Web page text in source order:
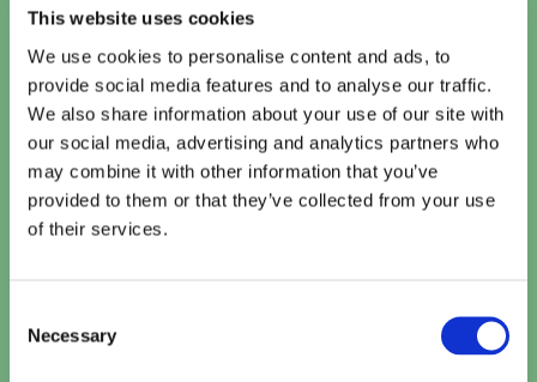
This website uses cookies
We use cookies to personalise content and ads, to
provide social media features and to analyse our traffic.
We also share information about your use of our site with
our social media, advertising and analytics partners who
may combine it with other information that you’ve
provided to them or that they’ve collected from your use
of their services.
Selection
Necessary
Het leven van het perfecte koppel Ivy (Olivia
Colman) en Theo (Benedict Cumberbatch) lijkt
eenvoudig: een succesvolle carrière, een
liefdevol huwelijk, geweldige kinderen. Onder
de façade van hun zogenaamde ideale leven
broeit echter een storm. Wanneer Theo’s
carrière keldert terwijl Ivy’s eigen ambities een